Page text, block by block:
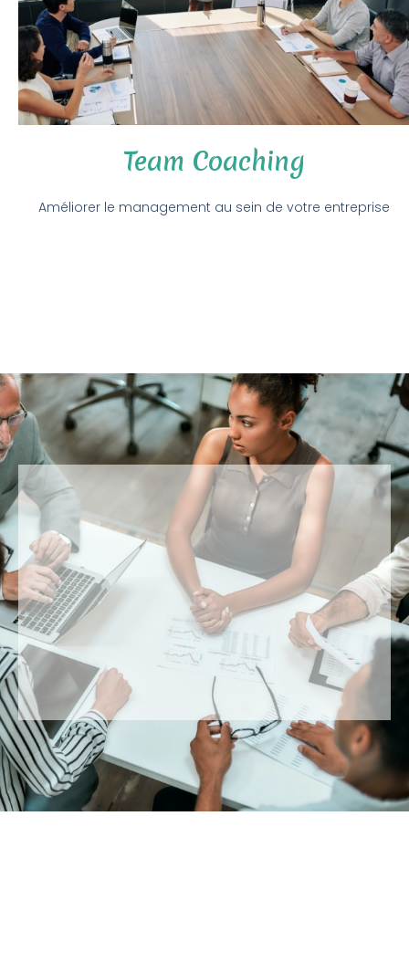
Team Coaching
Améliorer le management au sein de votre entreprise
Vous êtes administrateur, gérant, directeur et souhaitez
développer une stratégie et des procédures, fixer des
objectifs pour votre entreprise/asbl. Forte d’une dizaine
d’années d’expérience en tant que directrice financière,
membre d’un Conseil d’Administration et d’un Comité de
direction aussi bien dans le secteur privé que non-profit,
notre business coach mettra à votre disposition ses outils
et sa précieuse expérience.